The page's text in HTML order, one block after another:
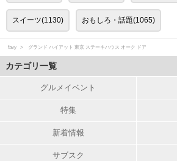
スイーツ(1130) おもしろ・話題(1065)
favy グランド ハイアット 東京 ステーキハウス オーク ドア
カテゴリ一覧
グルメイベント
特集
新着情報
サブスク